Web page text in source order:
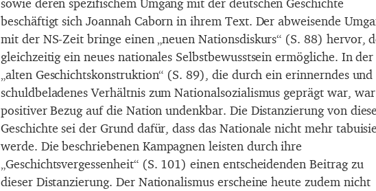
beschäftigt sich Joannah Caborn in ihrem Text. Der abweisende
mit der NS-Zeit bringe einen „neuen Nationsdiskurs“ (S. 88) hervor,
gleichzeitig ein neues nationales Selbstbewusstsein ermögliche. In der
„alten Geschichtskonstruktion“ (S. 89), die durch ein erinnerndes und
schuldbeladenes Verhältnis zum Nationalsozialismus geprägt war,
positiver Bezug auf die Nation undenkbar. Die Distanzierung von
Geschichte sei der Grund dafür, dass das Nationale nicht mehr
werde. Die beschriebenen Kampagnen leisten durch ihre
„Geschichtsvergessenheit“ (S. 101) einen entscheidenden Beitrag zu
dieser Distanzierung. Der Nationalismus erscheine heute zudem nicht